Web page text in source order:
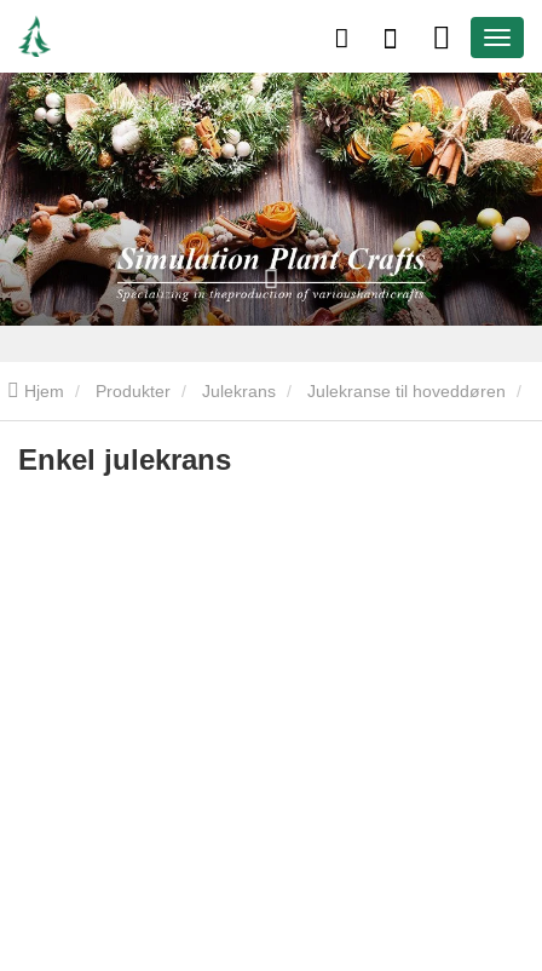
Hjem Produkter Julekrans Julekranse til hoveddøren
Enkel julekrans
Enkel julekrans